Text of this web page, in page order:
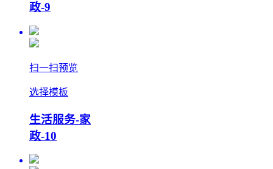
政-9
扫一扫预览
选择模板
生活服务-家
政-10